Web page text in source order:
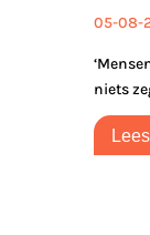
05-08-
niets